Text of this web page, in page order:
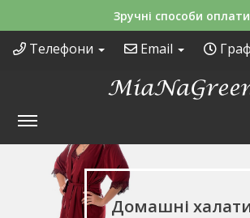
Безкоштовна доставка від
Телефони Email
Домашні